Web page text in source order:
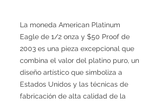
La moneda American Platinum
Eagle de 1/2 onza y $50 Proof de
2003 es una pieza excepcional que
combina el valor del platino puro, un
diseño artístico que simboliza a
Estados Unidos y las técnicas de
fabricación de alta calidad de la